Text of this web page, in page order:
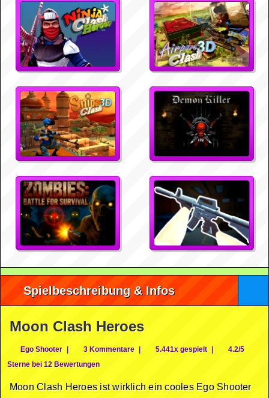
Spielbeschreibung & Infos
Moon Clash Heroes
Ego Shooter | 3 Kommentare | 5.441x gespielt |
4.2/5
Sterne bei 12 Bewertungen
Moon Clash Heroes ist wirklich ein cooles Ego Shooter